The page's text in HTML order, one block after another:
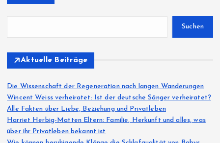
Suchen
Aktuelle Beiträge
Die Wissenschaft der Regeneration nach langen Wanderungen
Wincent Weiss verheiratet: Ist der deutsche Sänger verheiratet?
Alle Fakten über Liebe, Beziehung und Privatleben
Harriet Herbig-Matten Eltern: Familie, Herkunft und alles, was
über ihr Privatleben bekannt ist